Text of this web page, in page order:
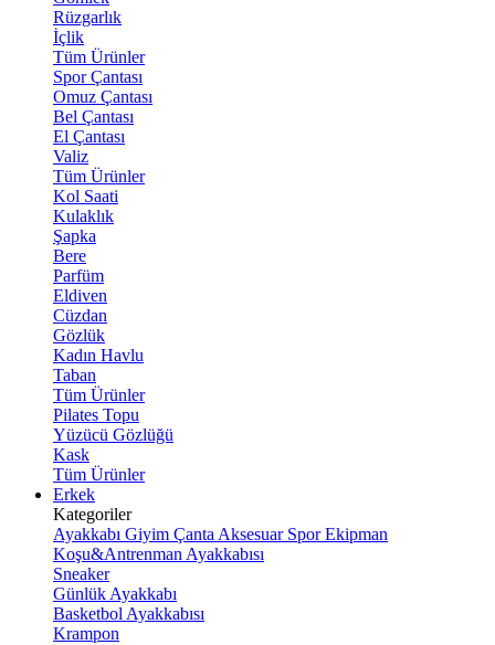
Rüzgarlık
İçlik
Tüm Ürünler
Spor Çantası
Omuz Çantası
Bel Çantası
El Çantası
Valiz
Tüm Ürünler
Kol Saati
Kulaklık
Şapka
Bere
Parfüm
Eldiven
Cüzdan
Gözlük
Kadın Havlu
Taban
Tüm Ürünler
Pilates Topu
Yüzücü Gözlüğü
Kask
Tüm Ürünler
Erkek
Kategoriler
Ayakkabı Giyim Çanta Aksesuar Spor Ekipman
Koşu&Antrenman Ayakkabısı
Sneaker
Günlük Ayakkabı
Basketbol Ayakkabısı
Krampon